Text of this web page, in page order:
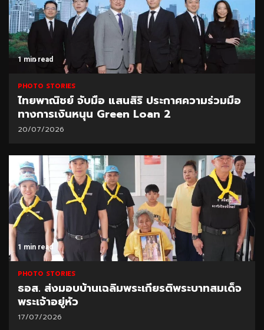
1 min read
PHOTO STORIES
ไทยพาณิชย์ จับมือ แสนสิริ ประกาศความร่วมมือ
ทางการเงินหนุน Green Loan 2
20/07/2026
1 min read
PHOTO STORIES
ธอส. ส่งมอบบ้านเฉลิมพระเกียรติพระบาทสมเด็จ
พระเจ้าอยู่หัว
17/07/2026